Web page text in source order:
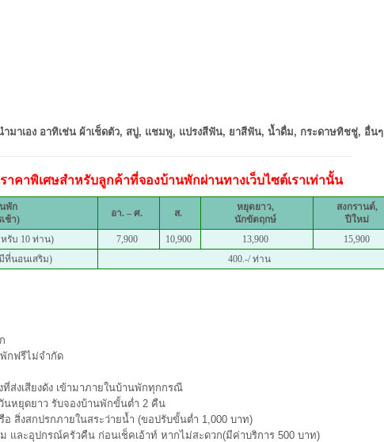
ำมาเอง อาทิเช่น ผ้าเช็ดตัว, สบู่, แชมพู, แปรงสีฟัน, ยาสีฟัน, น้ำดื่ม, กระดาษทิชชู่, อื่นๆ
าคาพิเศษสำหรับลูกค้าที่จองบ้านพักผ่านทางเว็บไซต์เราเท่านั้น
พัก
ช้า)
อา. – ศ. ส.
หยุดยาว,
นักขัตฤกษ์
สงกรานต์,
ปีใหม่
รับ 10 ท่าน)
7,900 10,900 13,900
15,900
ที่นอนเสริม)
400.-/ ท่าน
พักฟรีไม่จำกัด
ที่ส่งเสียงดัง เข้ามาภายในบ้านพักทุกกรณี
หยุดยาว รับจองบ้านพักขั้นต่ำ 2 คืน
อ สิ่งสกปรกภายในสระว่ายน้ำ (ขอปรับขั้นต่ำ 1,000 บาท)
และอุปกรณ์ครัวคืน ก่อนเช็คเอ้าท์ หากไม่สะดวก(มีค่าบริการ 500 บาท)